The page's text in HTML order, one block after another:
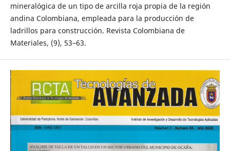
mineralógica de un tipo de arcilla roja propia de la región
andina Colombiana, empleada para la producción de
ladrillos para construcción. Revista Colombiana de
Materiales, (9), 53–63.